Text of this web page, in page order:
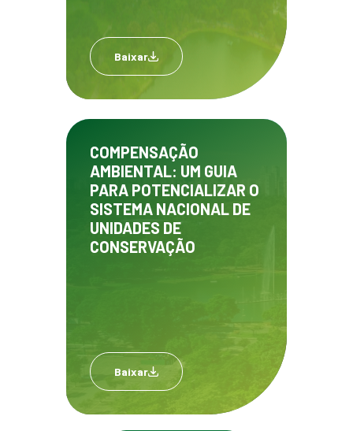
Baixar
COMPENSAÇÃO
AMBIENTAL: UM GUIA
PARA POTENCIALIZAR O
SISTEMA NACIONAL DE
UNIDADES DE
CONSERVAÇÃO
Baixar